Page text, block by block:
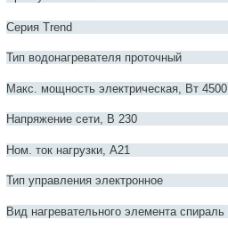
Серия Trend
Тип водонагревателя проточный
Макс. мощность электрическая, Вт 4500
Напряжение сети, В 230
Ном. ток нагрузки, А21
Тип управления электронное
Вид нагревательного элемента спираль